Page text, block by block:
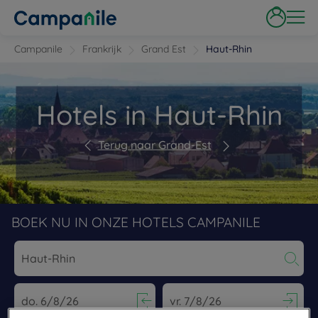
Campanile Frankrijk Grand Est Haut-Rhin
Hotels in Haut-Rhin
Terug naar Grand-Est
BOEK NU IN ONZE HOTELS CAMPANILE